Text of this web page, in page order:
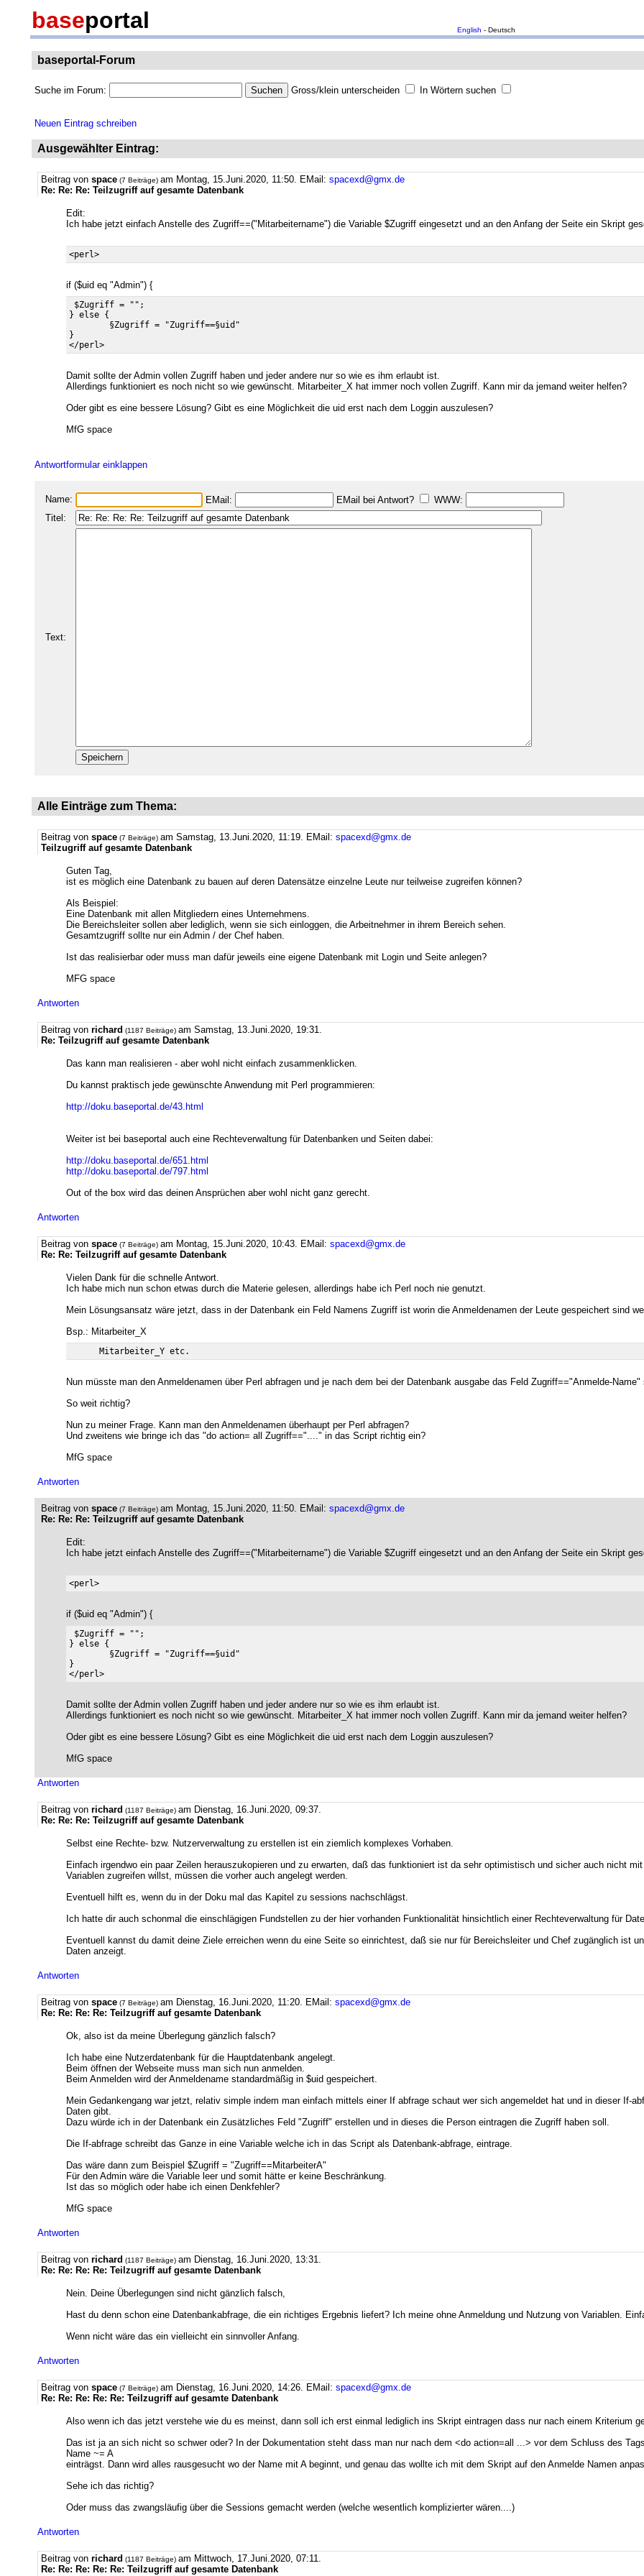
baseportal English - Deutsch
baseportal-Forum
Suche im Forum: Gross/klein unterscheiden In Wörtern suchen
Neuen Eintrag schreiben
Ausgewählter Eintrag:
Beitrag von space (7 Beiträge) am Montag, 15.Juni.2020, 11:50. EMail: spacexd@gmx.de
Re: Re: Re: Teilzugriff auf gesamte Datenbank
Edit:
Ich habe jetzt einfach Anstelle des Zugriff==("Mitarbeitername") die Variable $Zugriff eingesetzt und an den Anfang der Seite ein Skript
if ($uid eq "Admin") {
$Zugriff = "";
} else {
§Zugriff = "Zugriff==§uid"
}
Damit sollte der Admin vollen Zugriff haben und jeder andere nur so wie es ihm erlaubt ist.
Allerdings funktioniert es noch nicht so wie gewünscht. Mitarbeiter_X hat immer noch vollen Zugriff. Kann mir da jemand weiter helfen?
Oder gibt es eine bessere Lösung? Gibt es eine Möglichkeit die uid erst nach dem Loggin auszulesen?
MfG space
Antwortformular einklappen
Name: EMail: EMail bei Antwort?
WWW:
Titel:
Text:
Alle Einträge zum Thema:
Beitrag von space (7 Beiträge) am Samstag, 13.Juni.2020, 11:19. EMail: spacexd@gmx.de
Teilzugriff auf gesamte Datenbank
Guten Tag,
ist es möglich eine Datenbank zu bauen auf deren Datensätze einzelne Leute nur teilweise zugreifen können?
Als Beispiel:
Eine Datenbank mit allen Mitgliedern eines Unternehmens.
Die Bereichsleiter sollen aber lediglich, wenn sie sich einloggen, die Arbeitnehmer in ihrem Bereich sehen.
Gesamtzugriff sollte nur ein Admin / der Chef haben.
Ist das realisierbar oder muss man dafür jeweils eine eigene Datenbank mit Login und Seite anlegen?
MFG space
Antworten
Beitrag von richard (1187 Beiträge) am Samstag, 13.Juni.2020, 19:31.
Re: Teilzugriff auf gesamte Datenbank
Das kann man realisieren - aber wohl nicht einfach zusammenklicken.
Du kannst praktisch jede gewünschte Anwendung mit Perl programmieren:
http://doku.baseportal.de/43.html
Weiter ist bei baseportal auch eine Rechteverwaltung für Datenbanken und Seiten dabei:
http://doku.baseportal.de/651.html
http://doku.baseportal.de/797.html
Out of the box wird das deinen Ansprüchen aber wohl nicht ganz gerecht.
Antworten
Beitrag von space (7 Beiträge) am Montag, 15.Juni.2020, 10:43. EMail: spacexd@gmx.de
Re: Re: Teilzugriff auf gesamte Datenbank
Vielen Dank für die schnelle Antwort.
Ich habe mich nun schon etwas durch die Materie gelesen, allerdings habe ich Perl noch nie genutzt.
Mein Lösungsansatz wäre jetzt, dass in der Datenbank ein Feld Namens Zugriff ist worin die Anmeldenamen der Leute gespeichert sind
Bsp.: Mitarbeiter_X
Nun müsste man den Anmeldenamen über Perl abfragen und je nach dem bei der Datenbank ausgabe das Feld Zugriff=="Anmelde-Name"
So weit richtig?
Nun zu meiner Frage. Kann man den Anmeldenamen überhaupt per Perl abfragen?
Und zweitens wie bringe ich das "do action= all Zugriff=="...." in das Script richtig ein?
MfG space
Antworten
Beitrag von space (7 Beiträge) am Montag, 15.Juni.2020, 11:50. EMail: spacexd@gmx.de
Re: Re: Re: Teilzugriff auf gesamte Datenbank
Edit:
Ich habe jetzt einfach Anstelle des Zugriff==("Mitarbeitername") die Variable $Zugriff eingesetzt und an den Anfang der Seite ein Skript
if ($uid eq "Admin") {
$Zugriff = "";
} else {
§Zugriff = "Zugriff==§uid"
}
Damit sollte der Admin vollen Zugriff haben und jeder andere nur so wie es ihm erlaubt ist.
Allerdings funktioniert es noch nicht so wie gewünscht. Mitarbeiter_X hat immer noch vollen Zugriff. Kann mir da jemand weiter helfen?
Oder gibt es eine bessere Lösung? Gibt es eine Möglichkeit die uid erst nach dem Loggin auszulesen?
MfG space
Antworten
Beitrag von richard (1187 Beiträge) am Dienstag, 16.Juni.2020, 09:37.
Re: Re: Re: Teilzugriff auf gesamte Datenbank
Selbst eine Rechte- bzw. Nutzerverwaltung zu erstellen ist ein ziemlich komplexes Vorhaben.
Einfach irgendwo ein paar Zeilen herauszukopieren und zu erwarten, daß das funktioniert ist da sehr optimistisch und sicher auch nicht
Variablen zugreifen willst, müssen die vorher auch angelegt werden.
Eventuell hilft es, wenn du in der Doku mal das Kapitel zu sessions nachschlägst.
Ich hatte dir auch schonmal die einschlägigen Fundstellen zu der hier vorhanden Funktionalität hinsichtlich einer Rechteverwaltung für
Eventuell kannst du damit deine Ziele erreichen wenn du eine Seite so einrichtest, daß sie nur für Bereichsleiter und Chef zugänglich ist
Daten anzeigt.
Antworten
Beitrag von space (7 Beiträge) am Dienstag, 16.Juni.2020, 11:20. EMail: spacexd@gmx.de
Re: Re: Re: Re: Teilzugriff auf gesamte Datenbank
Ok, also ist da meine Überlegung gänzlich falsch?
Ich habe eine Nutzerdatenbank für die Hauptdatenbank angelegt.
Beim öffnen der Webseite muss man sich nun anmelden.
Beim Anmelden wird der Anmeldename standardmäßig in $uid gespeichert.
Mein Gedankengang war jetzt, relativ simple indem man einfach mittels einer If abfrage schaut wer sich angemeldet hat und in dieser If-
Daten gibt.
Dazu würde ich in der Datenbank ein Zusätzliches Feld "Zugriff" erstellen und in dieses die Person eintragen die Zugriff haben soll.
Die If-abfrage schreibt das Ganze in eine Variable welche ich in das Script als Datenbank-abfrage, eintrage.
Das wäre dann zum Beispiel $Zugriff = "Zugriff==MitarbeiterA"
Für den Admin wäre die Variable leer und somit hätte er keine Beschränkung.
Ist das so möglich oder habe ich einen Denkfehler?
MfG space
Antworten
Beitrag von richard (1187 Beiträge) am Dienstag, 16.Juni.2020, 13:31.
Re: Re: Re: Re: Teilzugriff auf gesamte Datenbank
Nein. Deine Überlegungen sind nicht gänzlich falsch,
Hast du denn schon eine Datenbankabfrage, die ein richtiges Ergebnis liefert? Ich meine ohne Anmeldung und Nutzung von Variablen.
Wenn nicht wäre das ein vielleicht ein sinnvoller Anfang.
Antworten
Beitrag von space (7 Beiträge) am Dienstag, 16.Juni.2020, 14:26. EMail: spacexd@gmx.de
Re: Re: Re: Re: Re: Teilzugriff auf gesamte Datenbank
Also wenn ich das jetzt verstehe wie du es meinst, dann soll ich erst einmal lediglich ins Skript eintragen dass nur nach einem Kriterium
Das ist ja an sich nicht so schwer oder? In der Dokumentation steht dass man nur nach dem <do action=all ...> vor dem Schluss des
Name ~= A
einträgst. Dann wird alles rausgesucht wo der Name mit A beginnt, und genau das wollte ich mit dem Skript auf den Anmelde Namen
Sehe ich das richtig?
Oder muss das zwangsläufig über die Sessions gemacht werden (welche wesentlich komplizierter wären....)
Antworten
Beitrag von richard (1187 Beiträge) am Mittwoch, 17.Juni.2020, 07:11.
Re: Re: Re: Re: Re: Teilzugriff auf gesamte Datenbank